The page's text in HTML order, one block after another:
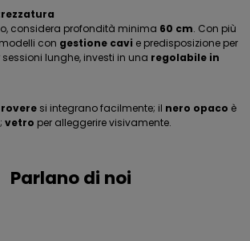
considera profondità minima 60 cm. Con più
con gestione cavi e predisposizione per
sessioni lunghe, investi in una regolabile in
si integrano facilmente; il nero opaco è
vetro per alleggerire visivamente.
Parlano di noi